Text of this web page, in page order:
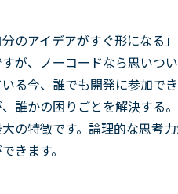
のアイデアがすぐ形になる
が、ノーコードなら思いつ
る今、誰でも開発に参加で
誰かの困りごとを解決する
の特徴です。論理的な思考
きます。